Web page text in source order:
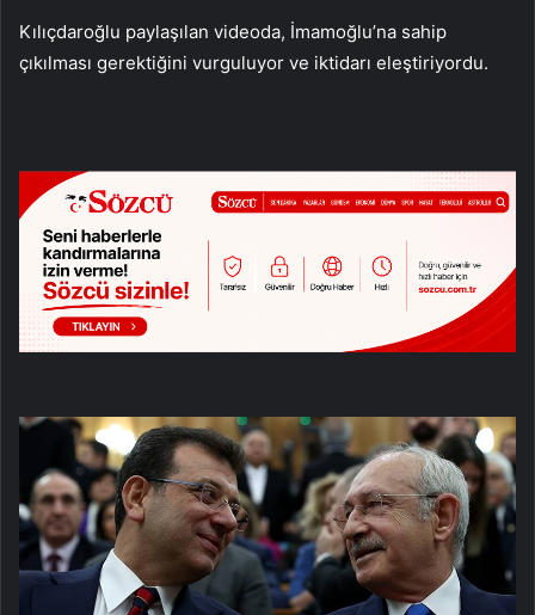
Kılıçdaroğlu paylaşılan videoda, İmamoğlu’na sahip
çıkılması gerektiğini vurguluyor ve iktidarı eleştiriyordu.